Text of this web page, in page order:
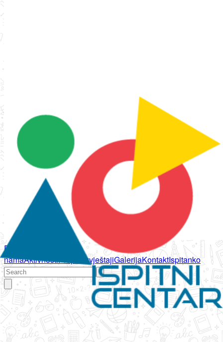
Početna
namaAktivnostiPropisi IzvještajiGalerijaKontaktIspitanko